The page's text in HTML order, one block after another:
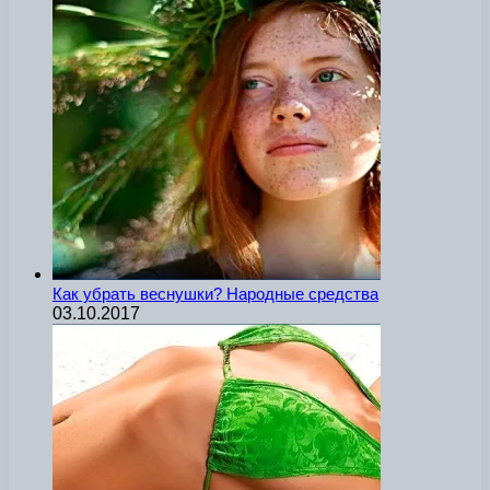
Как убрать веснушки? Народные средства
03.10.2017